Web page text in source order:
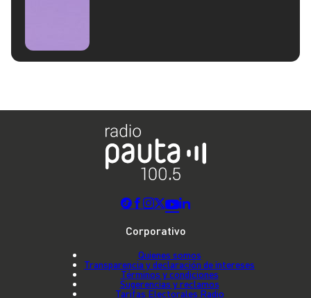
Corporativo
Quienes somos
Transparencia y declaración de intereses
Términos y condiciones
Sugerencias y reclamos
Tarifas Electorales Radio